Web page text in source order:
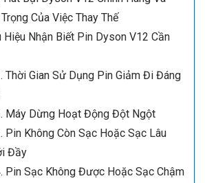
Của Việc Thay Thế
Hiệu Nhận Biết Pin Dyson V12 Cần
Thời Gian Sử Dụng Pin Giảm Đi Đáng
Máy Dừng Hoạt Động Đột Ngột
Pin Không Còn Sạc Hoặc Sạc Lâu
Đầy
Pin Sạc Không Được Hoặc Sạc Chậm